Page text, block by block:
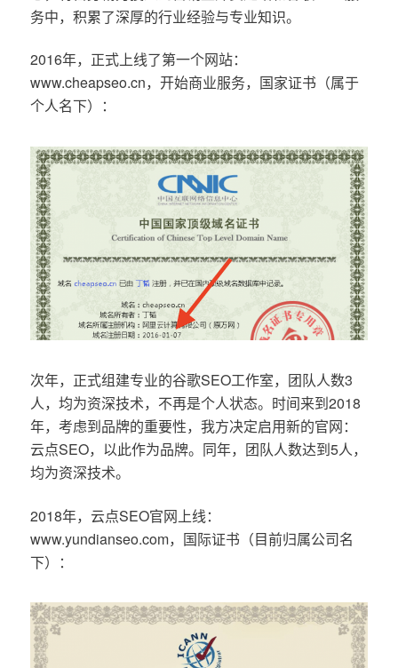
务中，积累了深厚的行业经验与专业知识。
2016年，正式上线了第一个网站：
www.cheapseo.cn，开始商业服务，国家证书（属于
个人名下）：
次年，正式组建专业的谷歌SEO工作室，团队人数3
人，均为资深技术，不再是个人状态。时间来到2018
年，考虑到品牌的重要性，我方决定启用新的官网：
云点SEO，以此作为品牌。同年，团队人数达到5人，
均为资深技术。
2018年，云点SEO官网上线：
www.yundianseo.com，国际证书（目前归属公司名
下）：